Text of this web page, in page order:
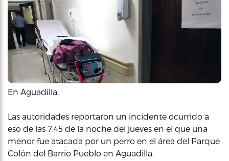
En Aguadilla.
Las autoridades reportaron un incidente ocurrido a
eso de las 7:45 de la noche del jueves en el que una
menor fue atacada por un perro en el área del Parque
Colón del Barrio Pueblo en Aguadilla.